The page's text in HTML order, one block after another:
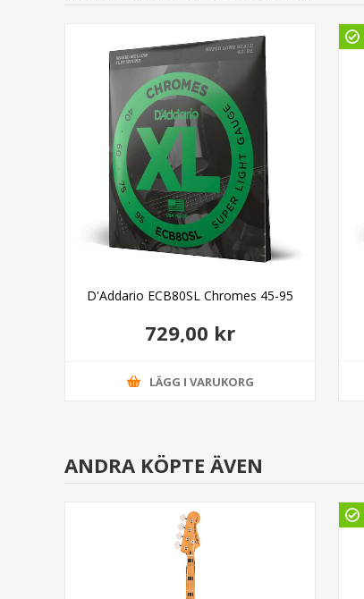
D'Addario ECB80SL Chromes 45-95
729,00 kr
LÄGG I VARUKORG
ANDRA KÖPTE ÄVEN